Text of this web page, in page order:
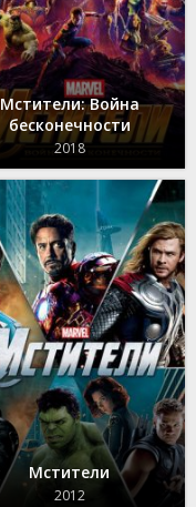
Мстители: Война
бесконечности
2018
Мстители
2012